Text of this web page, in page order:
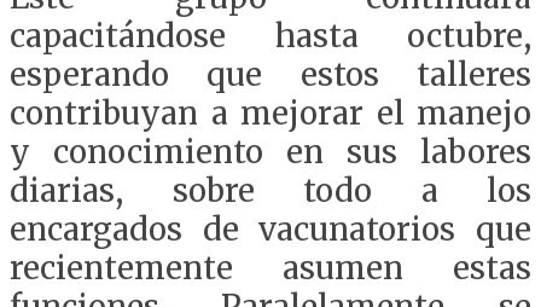
capacitándose hasta octubre,
esperando que estos talleres
contribuyan a mejorar el manejo
y conocimiento en sus labores
diarias, sobre todo a los
encargados de vacunatorios que
recientemente asumen estas